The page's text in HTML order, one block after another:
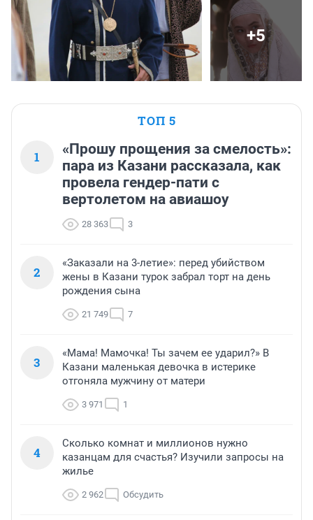
+5
ТОП 5
1
«Прошу прощения за смелость»:
пара из Казани рассказала, как
провела гендер-пати с
вертолетом на авиашоу
28 363 3
2
«Заказали на 3-летие»: перед убийством
жены в Казани турок забрал торт на день
рождения сына
21 749 7
3
«Мама! Мамочка! Ты зачем ее ударил?» В
Казани маленькая девочка в истерике
отгоняла мужчину от матери
3 971 1
4
Сколько комнат и миллионов нужно
казанцам для счастья? Изучили запросы на
жилье
2 962 Обсудить